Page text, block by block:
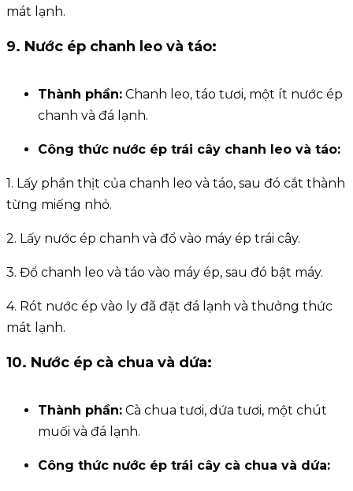
mát lạnh.
9. Nước ép chanh leo và táo:
Thành phần: Chanh leo, táo tươi, một ít nước ép
chanh và đá lạnh.
Công thức nước ép trái cây chan h leo và táo:
1. Lấy phần thịt của chanh leo và táo, sau đó cắt thành
từng miếng nhỏ.
2. Lấy nước ép chanh và đổ vào máy ép trái cây.
3. Đổ chanh leo và táo vào máy ép, sau đó bật máy.
4. Rót nước ép vào ly đã đặt đá lạnh và thưởng thức
mát lạnh.
10. Nước ép cà chua và dứa:
Thành phần: Cà chua tươi, dứa tươi, một chút
muối và đá lạnh.
Công thức nước ép trái cây cà chua và dứa: